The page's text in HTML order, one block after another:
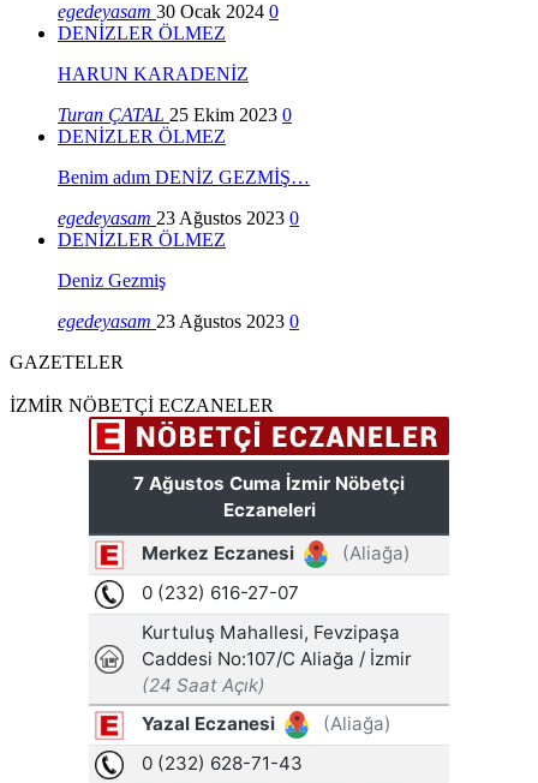
egedeyasam 30 Ocak 2024 0
DENİZLER ÖLMEZ
HARUN KARADENİZ
Turan ÇATAL 25 Ekim 2023 0
DENİZLER ÖLMEZ
Benim adım DENİZ GEZMİŞ…
egedeyasam 23 Ağustos 2023 0
DENİZLER ÖLMEZ
Deniz Gezmiş
egedeyasam 23 Ağustos 2023 0
GAZETELER
İZMİR NÖBETÇİ ECZANELER